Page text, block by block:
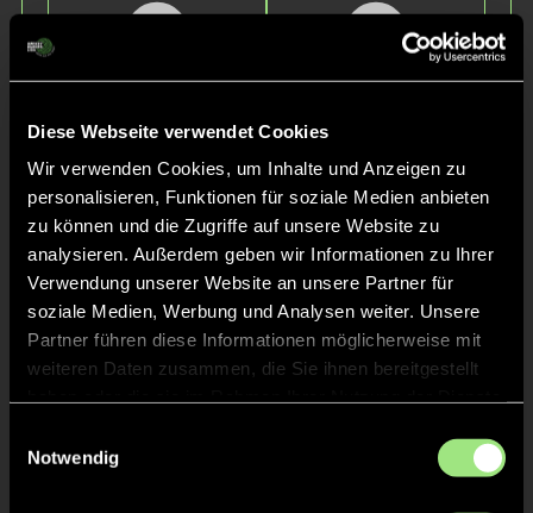
Diese Webseite verwendet Cookies
Wir verwenden Cookies, um Inhalte und Anzeigen zu
personalisieren, Funktionen für soziale Medien anbieten
zu können und die Zugriffe auf unsere Website zu
analysieren. Außerdem geben wir Informationen zu Ihrer
Verwendung unserer Website an unsere Partner für
soziale Medien, Werbung und Analysen weiter. Unsere
Partner führen diese Informationen möglicherweise mit
weiteren Daten zusammen, die Sie ihnen bereitgestellt
Notwendig
Alexander
Reiber
Tilo
Yeger
Staff